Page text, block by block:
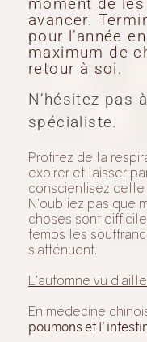
Essayer
et constructif
année.
renouveau,
de nouveau
et la façon
avez avez fui
moment de
pour l’année
maximum de
retour à soi.
N’hésitez pas
spécialiste.
Profitez de la
conscientisez cette
N’oubliez pas que